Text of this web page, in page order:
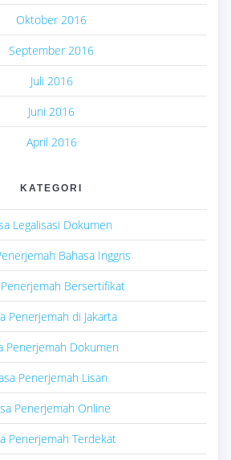
Oktober 2016
September 2016
Juli 2016
Juni 2016
April 2016
KATEGORI
Legalisasi Dokumen
Bahasa Inggris
Penerjemah Bersertifikat
Penerjemah di Jakarta
Penerjemah Dokumen
Penerjemah Lisan
Penerjemah Online
Penerjemah Terdekat